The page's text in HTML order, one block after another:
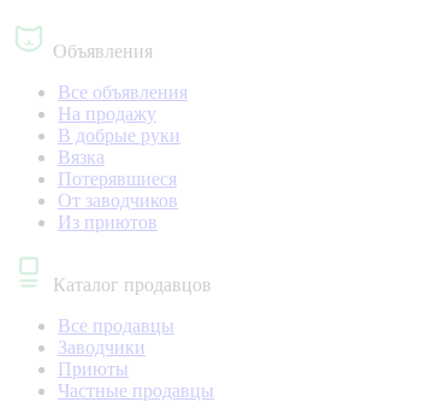
Объявления
Все объявления
На продажу
В добрые руки
Вязка
Потерявшиеся
От заводчиков
Из приютов
Каталог продавцов
Все продавцы
Заводчики
Приюты
Частные продавцы